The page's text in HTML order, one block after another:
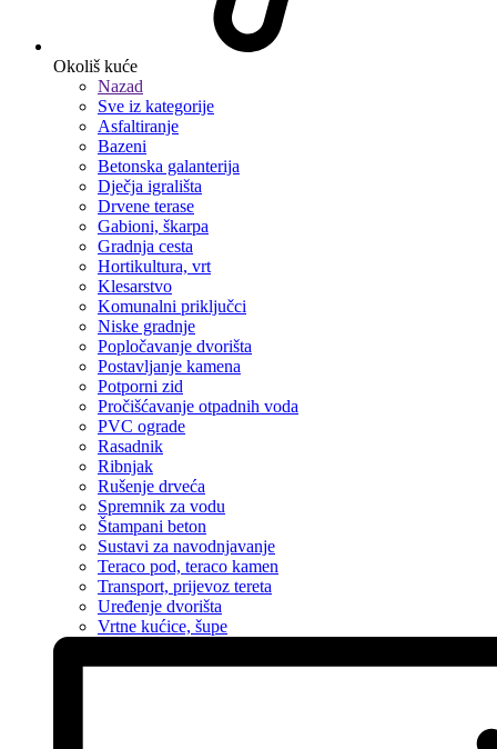
Okoliš kuće
Nazad
Sve iz kategorije
Asfaltiranje
Bazeni
Betonska galanterija
Dječja igrališta
Drvene terase
Gabioni, škarpa
Gradnja cesta
Hortikultura, vrt
Klesarstvo
Komunalni priključci
Niske gradnje
Popločavanje dvorišta
Postavljanje kamena
Potporni zid
Pročišćavanje otpadnih voda
PVC ograde
Rasadnik
Ribnjak
Rušenje drveća
Spremnik za vodu
Štampani beton
Sustavi za navodnjavanje
Teraco pod, teraco kamen
Transport, prijevoz tereta
Uređenje dvorišta
Vrtne kućice, šupe